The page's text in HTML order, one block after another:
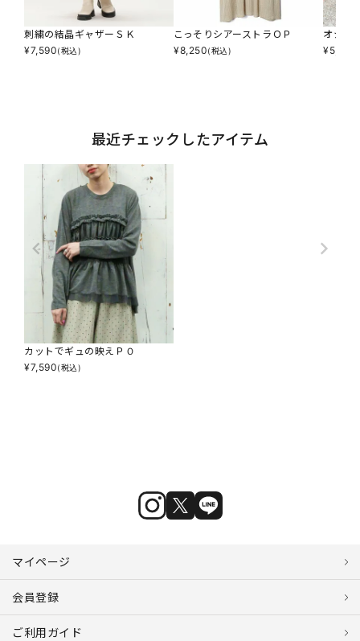
刺繍の結晶ギャザーＳＫ
¥7,590(税込)
こっそりシアーストラＯＰ
¥8,250(税込)
オシャ
¥5,874
最近チェックしたアイテム
カットでギュの映えＰＯ
¥7,590(税込)
マイページ
会員登録
ご利用ガイド